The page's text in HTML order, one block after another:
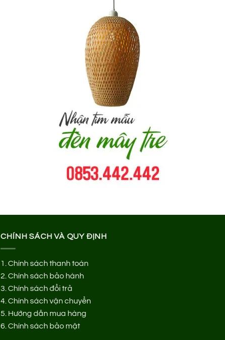
CHÍNH SÁCH VÀ QUY ĐỊNH
1.Chính sách thanh toán
2.Chính sách bảo hành
3.Chính sách đổi trả
4.Chính sách vận chuyển
5. Hướng dẫn mua hàng
6.Chính sách bảo mật